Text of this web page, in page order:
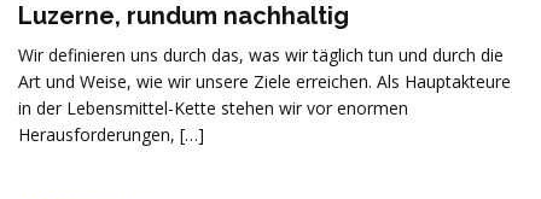
Luzerne, rundum nachhaltig
Wir definieren uns durch das, was wir täglich tun und durch die
Art und Weise, wie wir unsere Ziele erreichen. Als Hauptakteure
in der Lebensmittel-Kette stehen wir vor enormen
Herausforderungen, […]